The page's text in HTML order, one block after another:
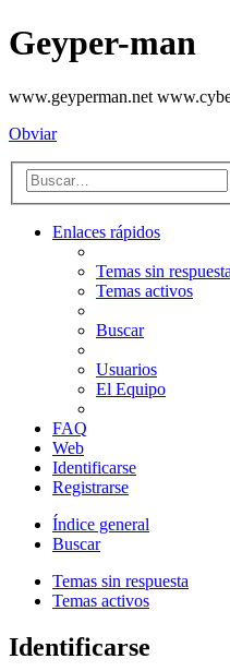
Geyper-man
www.geyperman.net
Obviar
Enlaces rápidos
Temas sin
Temas activos
Buscar
Usuarios
El Equipo
FAQ
Web
Identificarse
Registrarse
Índice general
Buscar
Temas sin respuesta
Temas activos
Identificarse